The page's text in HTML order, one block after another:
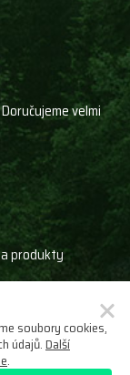
velmi
produkty
soubory cookies,
údajů.Další
.